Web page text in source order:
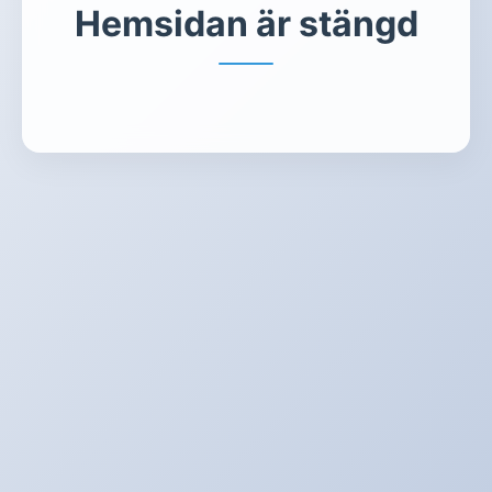
Hemsidan är stängd